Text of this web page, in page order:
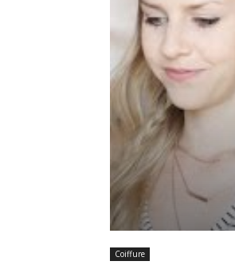
Coiffure